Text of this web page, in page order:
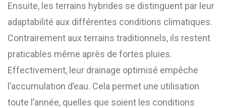
Ensuite, les terrains hybrides se distinguent par leur
adaptabilité aux différentes conditions climatiques.
Contrairement aux terrains traditionnels, ils restent
praticables même après de fortes pluies.
Effectivement, leur drainage optimisé empêche
l’accumulation d’eau. Cela permet une utilisation
toute l’année, quelles que soient les conditions